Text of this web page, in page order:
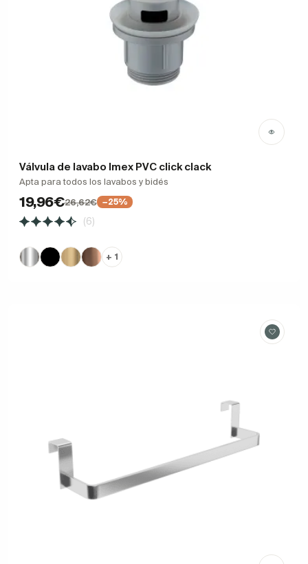
Válvula de lavabo Imex PVC click clack
Apta para todos los lavabos y bidés
19,96€26,62€ −25%
(6)
+ 1